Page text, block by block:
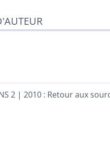
2 | 2010 : Retour aux